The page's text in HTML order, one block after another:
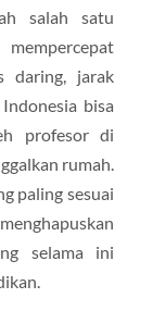
salah satu
daring, jarak
bisa
profesor di
rumah.
paling sesuai
selama ini